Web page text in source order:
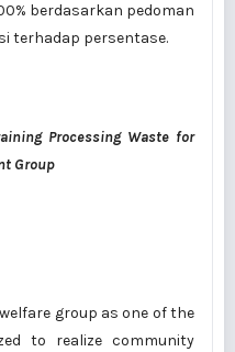
berdasarkan pedoman
terhadap persentase.
Processing Waste for
Group
group as one of the
to realize community